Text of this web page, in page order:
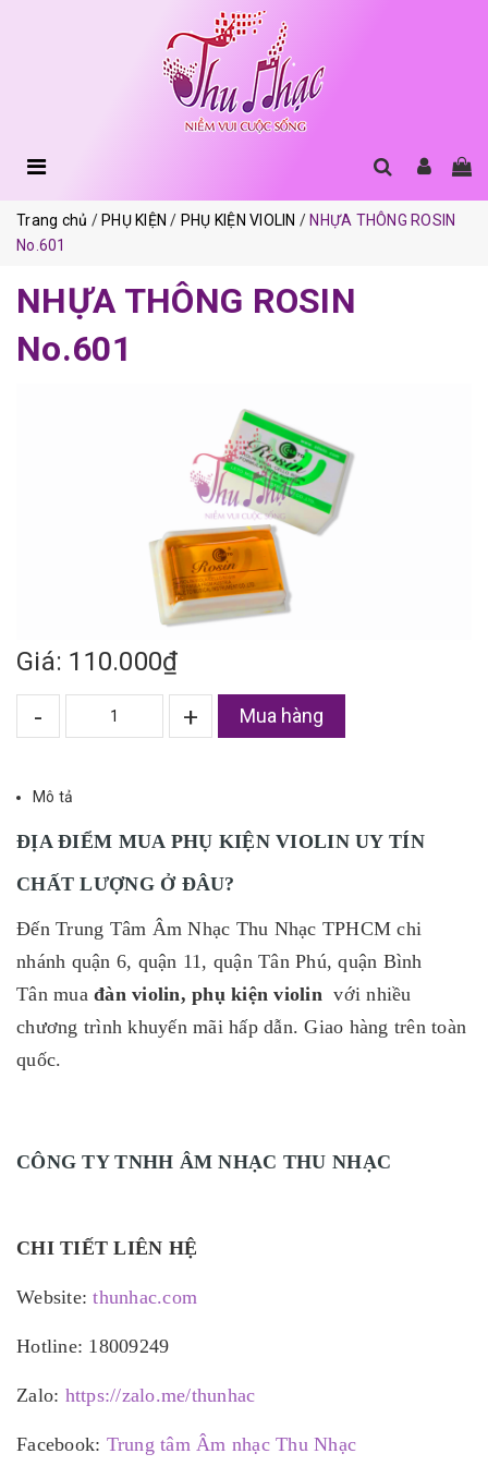
Trang chủ PHỤ KIỆN PHỤ KIỆN VIOLIN
NHỰA THÔNG ROSIN
No.601
NHỰA THÔNG ROSIN
No.601
Giá: 110.000₫
-
+ Mua hàng
Mô tả
ĐỊA ĐIỂM MUA PHỤ KIỆN VIOLIN UY TÍN
CHẤT LƯỢNG Ở ĐÂU?
Đến Trung Tâm Âm Nhạc Thu Nhạc TPHCM chi
nhánh quận 6, quận 11, quận Tân Phú, quận Bình
Tân mua đàn violin, phụ kiện violin với nhiều
chương trình khuyến mãi hấp dẫn. Giao hàng trên toàn
quốc.
CÔNG TY TNHH ÂM NHẠC THU NHẠC
CHI TIẾT LIÊN HỆ
Website:thunhac.com
Hotline: 18009249
Zalo: https://zalo.me/thunhac
Facebook: Trung tâm Âm nhạc Thu Nhạc